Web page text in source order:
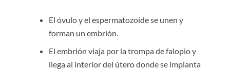
El óvulo y el espermatozoide se unen y
forman un embrión.
El embrión viaja por la trompa de falopio y
llega al interior del útero donde se implanta